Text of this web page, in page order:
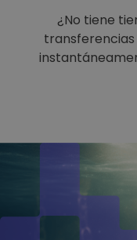
¿No tiene